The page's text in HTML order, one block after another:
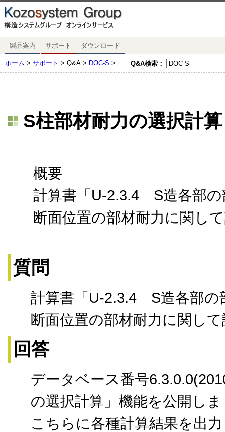
製品案内 サポート ダウンロード
Q&A検索：
ホーム > サポート > Q&A > DOC-S >
S柱部材耐力の選択計
概要
計算書「U-2.3.4 S造各部
断面位置の部材耐力に関し
質問
計算書「U-2.3.4 S造各部
断面位置の部材耐力に関し
回答
データベース番号
の選択計算」機能を公開し
こちらに各種計算結果を出